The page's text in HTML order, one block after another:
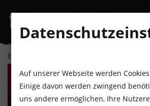
EVENTKALENDER
DO
6
AUGUST
FR
7
AUGUST
SA
8
AUGUST
Auf unserer Webseite werden
Einige davon werden zwingend
uns andere ermöglichen, Ihre